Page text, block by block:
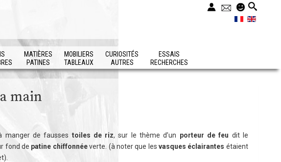
MATIÈRES
PATINES
MOBILIERS
TABLEAUX
CURIOSITÉS
AUTRES
ESSAIS
RECHERCHES
main
manger de fausses toiles de riz, sur le thème d’un porteur de feu dit le
fond de patine chiffonnéeverte. (à noter que les vasques éclairantes étaient